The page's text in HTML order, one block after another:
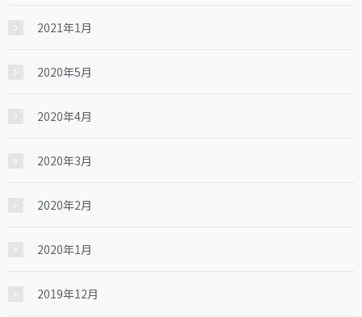
2021年1月
2020年5月
2020年4月
2020年3月
2020年2月
2020年1月
2019年12月